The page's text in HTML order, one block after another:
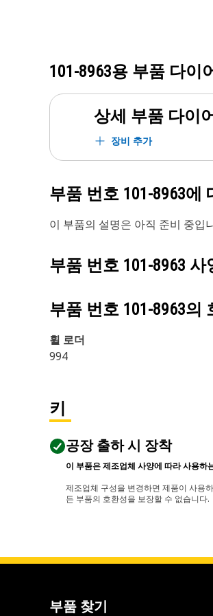
101-8963용 부품 다이
상세 부품 다이
장비 추가
부품 번호 101-8963에
이 부품의 설명은 아직 준비 중입
부품 번호 101-8963 사
부품 번호 101-8963의
휠 로더
994
키
공장 출하 시 장착
이 부품은 제조업체 사양에 따라 사용하
제조업체 구성을 변경하면 제품이 사용
든 부품의 호환성을 보장할 수 없습니다.
부품 찾기